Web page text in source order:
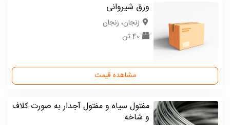
ورق شیروانی
زنجان، زنجان
40 تن
مشاهده قیمت
مفتول سیاه و مفتول آجدار به صورت کلاف
و شاخه